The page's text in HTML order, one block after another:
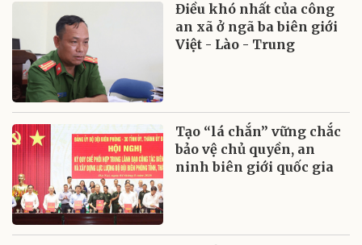
Điều khó nhất của công
an xã ở ngã ba biên giới
Việt - Lào - Trung
Tạo “lá chắn” vững chắc
bảo vệ chủ quyền, an
ninh biên giới quốc gia